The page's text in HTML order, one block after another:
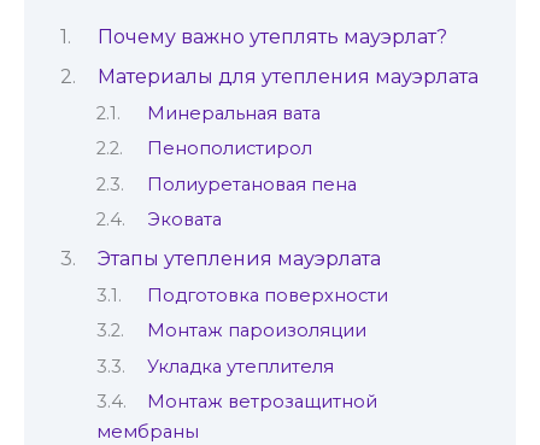
Почему важно утеплять мауэрлат?
Материалы для утепления мауэрлата
Минеральная вата
Пенополистирол
Полиуретановая пена
Эковата
Этапы утепления мауэрлата
Подготовка поверхности
Монтаж пароизоляции
Укладка утеплителя
Монтаж ветрозащитной
мембраны